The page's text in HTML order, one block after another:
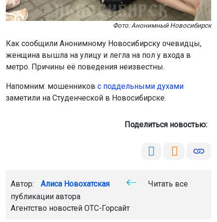
Фото: Анонимный Новосибирск
Как сообщили Анонимному Новосибирску очевидцы,
женщина вышла на улицу и легла на пол у входа в
метро. Причины её поведения неизвестны.
Напомним: мошенников с поддельными духами
заметили на Студенческой в Новосибирске.
Поделиться новостью:
Автор: Алиса Новохатская
Читать все
публикации автора
Агентство новостей ОТС-Горсайт